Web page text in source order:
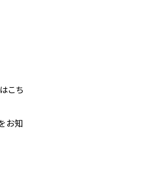
こち
お知